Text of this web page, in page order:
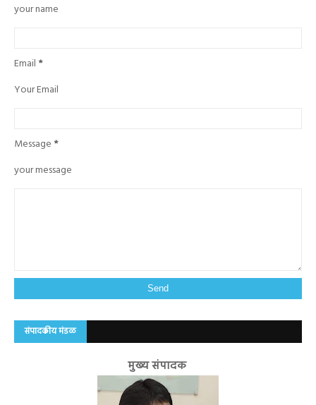
your name
Email *
Your Email
Message *
your message
संपादकीय मंडळ
मुख्य संपादक